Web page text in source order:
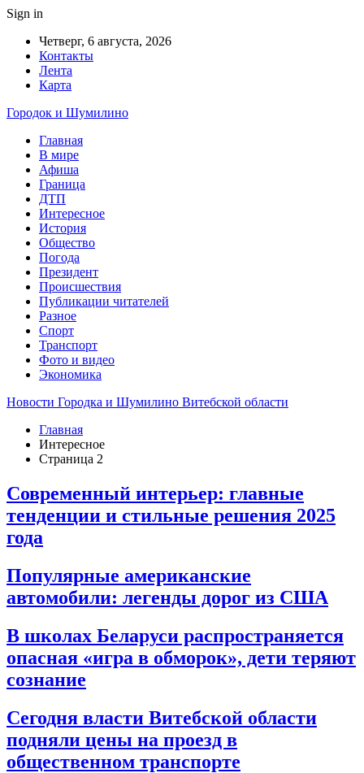
Sign in
Четверг, 6 августа, 2026
Контакты
Лента
Карта
Городок и Шумилино
Главная
В мире
Афиша
Граница
ДТП
Интересное
История
Общество
Погода
Президент
Происшествия
Публикации читателей
Разное
Спорт
Транспорт
Фото и видео
Экономика
Новости Городка и Шумилино Витебской области
Главная
Интересное
Страница 2
Современный интерьер: главные
тенденции и стильные решения 2025
года
Популярные американские
автомобили: легенды дорог из США
В школах Беларуси распространяется
опасная «игра в обморок», дети теряют
сознание
Сегодня власти Витебской области
подняли цены на проезд в
общественном транспорте